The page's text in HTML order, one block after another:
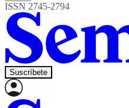
ISSN 2745-2794
Suscríbete